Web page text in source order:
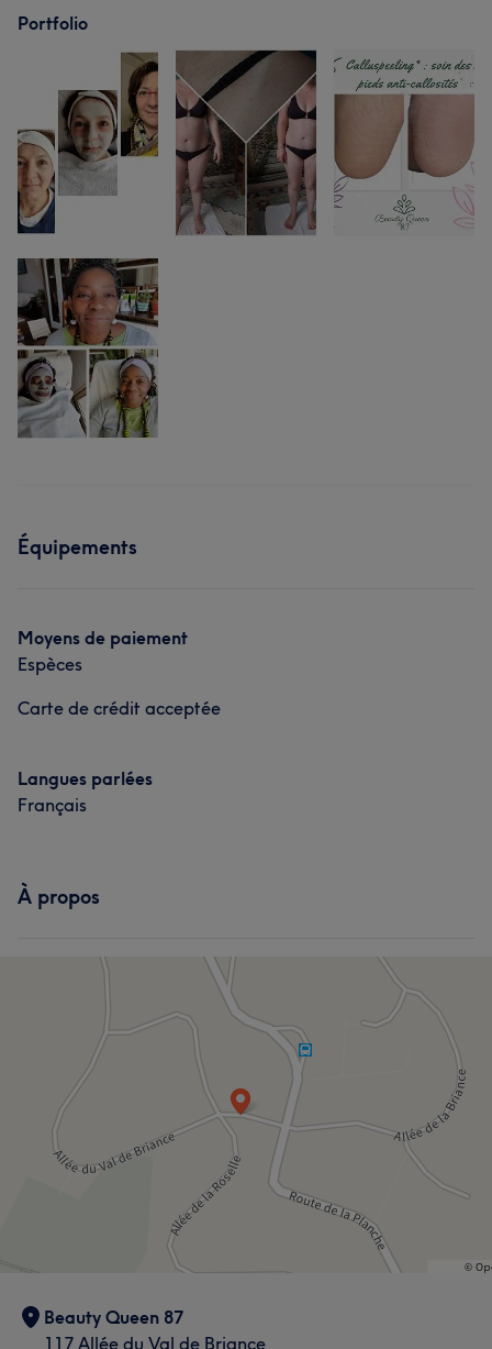
Portfolio
Équipements
Moyens de paiement
Espèces
Carte de crédit acceptée
Langues parlées
Français
À propos
Beauty Queen 87
117 Allée du Val de Briance